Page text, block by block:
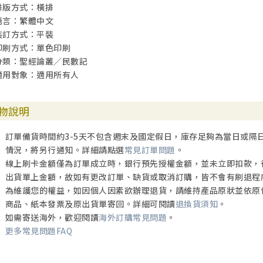
文重點和實際應用
助明白經文的例子
教會要聖潔
助實踐經文的默想
會幕奉獻（1～89）
文解釋
文重點和實際應用
奉獻十元
助實踐經的默想
倫與利未支派在會幕事奉（八1～26）
文分段和寫作技巧
文解釋
文重點和實際應用
助明白經文的例子
版方式：橫排
言：繁體中文
訂方式：平裝
刷方式：單色印刷
類：聖經論叢／民數記
用對象：適用所有人
說明
訂單備貨時間約3-5天不包含週末及國定假日，庫存足夠為當日或
情況，將另行通知。詳細請點選常見訂單問題 。
線上刷卡金額僅為訂單成立時，銀行預先授權金額，並未立即扣款
出貨單上金額，故如有更改訂單、缺貨或取消訂購，皆不會有刷退
為維護您的權益，如因個人因素欲辦理退貨，請維持產品原狀並依
商品、紙本發票及原出貨單寄回。詳細可閱讀退換貨須知 。
如需寄送海外，歡迎閱讀海外訂購常見問題 。
更多常見問題FAQ